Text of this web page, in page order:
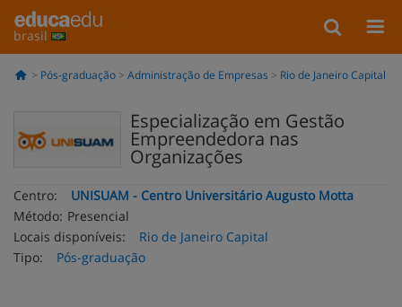
brasil
Pós-graduação Administração de Empresas Rio de Janeiro Capital
Especialização em Gestão
Empreendedora nas
Organizações
Centro:
UNISUAM - Centro Universitário Augusto Motta
Método: Presencial
Locais disponíveis:
Rio de Janeiro Capital
Tipo:
Pós-graduação